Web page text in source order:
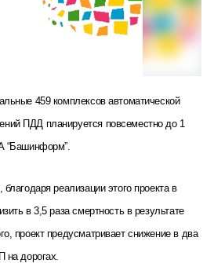
459 комплексов автоматической
ПДД планируется повсеместно до 1
“Башинформ”.
реализации этого проекта в
в 3,5 раза смертность в результате
проект предусматривает снижение в два
на дорогах.